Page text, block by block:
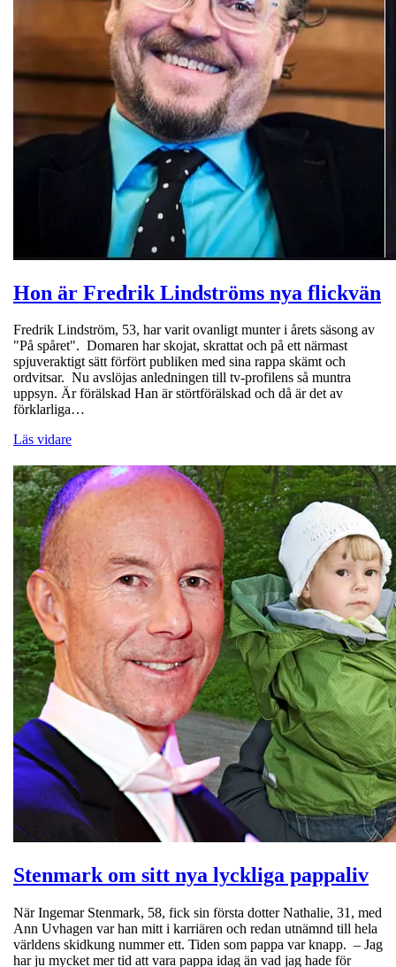
Hon är Fredrik Lindströms nya flickvän
Fredrik Lindström, 53, har varit ovanligt munter i årets säsong av
"På spåret". Domaren har skojat, skrattat och på ett närmast
spjuveraktigt sätt förfört publiken med sina rappa skämt och
ordvitsar. Nu avslöjas anledningen till tv-profilens så muntra
uppsyn. Är förälskad Han är störtförälskad och då är det av
förklarliga…
Läs vidare
Stenmark om sitt nya lyckliga pappaliv
När Ingemar Stenmark, 58, fick sin första dotter Nathalie, 31, med
Ann Uvhagen var han mitt i karriären och redan utnämnd till hela
världens skidkung nummer ett. Tiden som pappa var knapp. – Jag
har ju mycket mer tid att vara pappa idag än vad jag hade för